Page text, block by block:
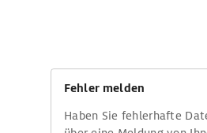
Fehler melden
Haben Sie fehlerhafte